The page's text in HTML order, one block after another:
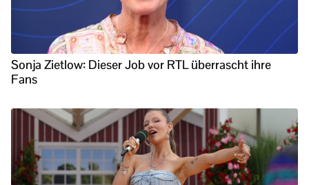
Sonja Zietlow: Dieser Job vor RTL überrascht ihre
Fans